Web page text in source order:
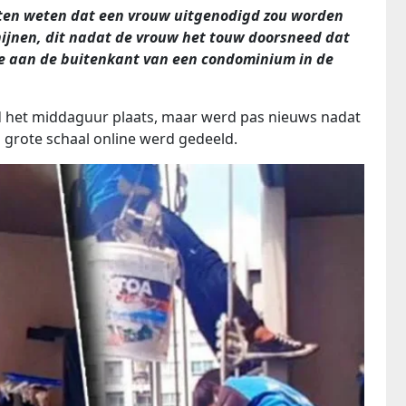
weten dat een vrouw uitgenodigd zou worden
dit nadat de vrouw het touw doorsneed dat
de buitenkant van een condominium in de
middaguur plaats, maar werd pas nieuws nadat
schaal online werd gedeeld.